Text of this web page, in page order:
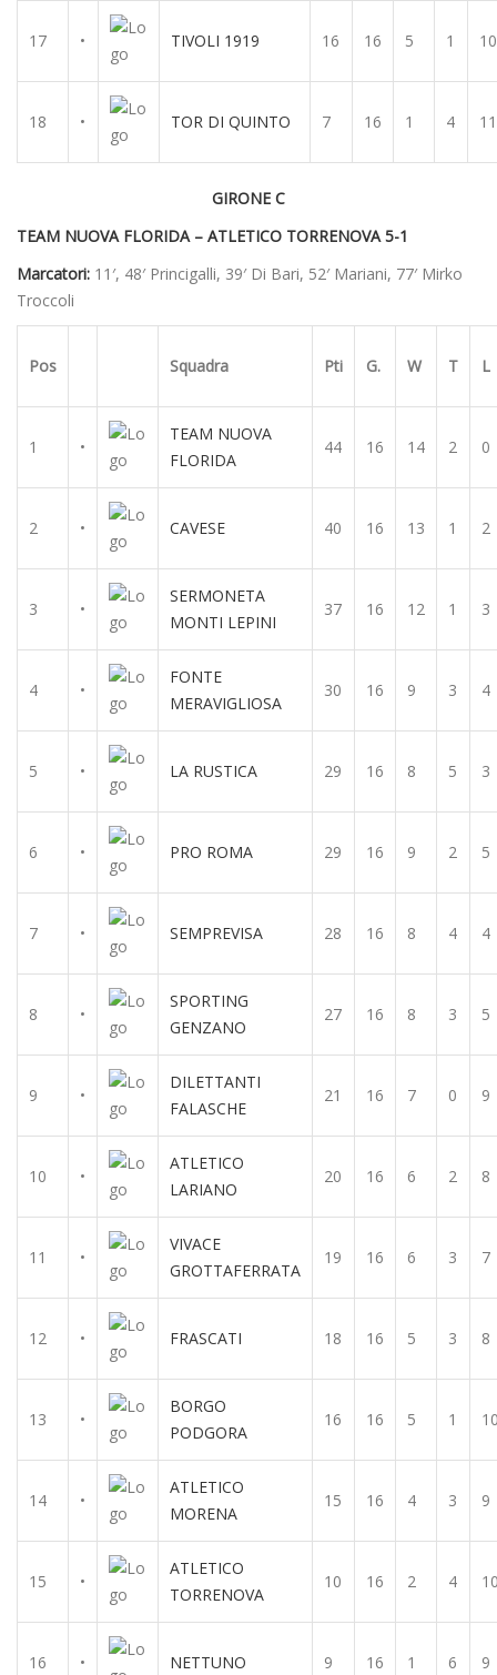
17 • TIVOLI 1919 16 16 5 1 10
18 • TOR DI QUINTO 7 16 1 4 11
GIRONE C
TEAM NUOVA FLORIDA – ATLETICO TORRENOVA 5-1
Marcatori: 11′, 48′ Princigalli, 39′ Di Bari, 52′ Mariani, 77′ Mirko
Troccoli
Pos Squadra Pti G. W T L
1 •
TEAM NUOVA
FLORIDA
44 16 14 2 0
2 • CAVESE 40 16 13 1 2
3 •
SERMONETA
MONTI LEPINI
37 16 12 1 3
4 •
FONTE
MERAVIGLIOSA
30 16 9 3 4
5 • LA RUSTICA 29 16 8 5 3
6 • PRO ROMA 29 16 9 2 5
7 • SEMPREVISA 28 16 8 4 4
8 •
SPORTING
GENZANO
27 16 8 3 5
9 •
DILETTANTI
FALASCHE
21 16 7 0 9
10 •
ATLETICO
LARIANO
20 16 6 2 8
11 •
VIVACE
GROTTAFERRATA
19 16 6 3 7
12 • FRASCATI 18 16 5 3 8
13 •
BORGO
PODGORA
16 16 5 1
14 •
ATLETICO
MORENA
15 16 4 3 9
15 •
ATLETICO
TORRENOVA
10 16 2 4
16 • NETTUNO 9 16 1 6 9